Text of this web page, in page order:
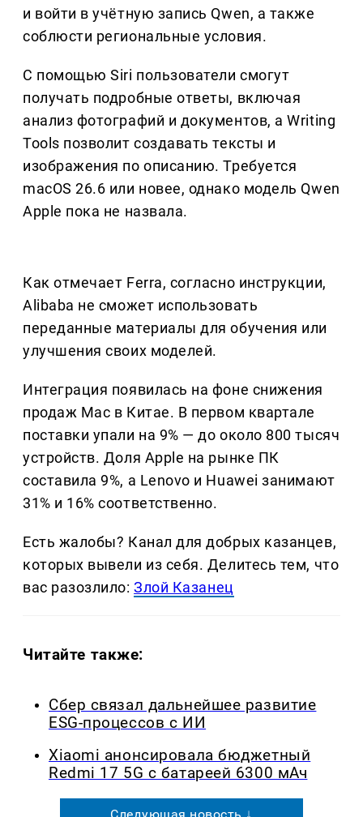
и войти в учётную запись Qwen, а также
соблюсти региональные условия.
С помощью Siri пользователи смогут
получать подробные ответы, включая
анализ фотографий и документов, а Writing
Tools позволит создавать тексты и
изображения по описанию. Требуется
macOS 26.6 или новее, однако модель Qwen
Apple пока не назвала.
Как отмечает Ferra, согласно инструкции,
Alibaba не сможет использовать
переданные материалы для обучения или
улучшения своих моделей.
Интеграция появилась на фоне снижения
продаж Mac в Китае. В первом квартале
поставки упали на 9% — до около 800 тысяч
устройств. Доля Apple на рынке ПК
составила 9%, а Lenovo и Huawei занимают
31% и 16% соответственно.
Есть жалобы? Канал для добрых казанцев,
которых вывели из себя. Делитеcь тем, что
вас разозлило:Злой Казанец
Читайте также:
Сбер связал дальнейшее развитие
ESG-процессов с ИИ
Xiaomi анонсировала бюджетный
Redmi 17 5G с батареей 6300 мАч